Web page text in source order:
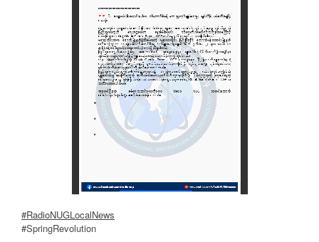
#RadioNUGLocalNews
#SpringRevolution